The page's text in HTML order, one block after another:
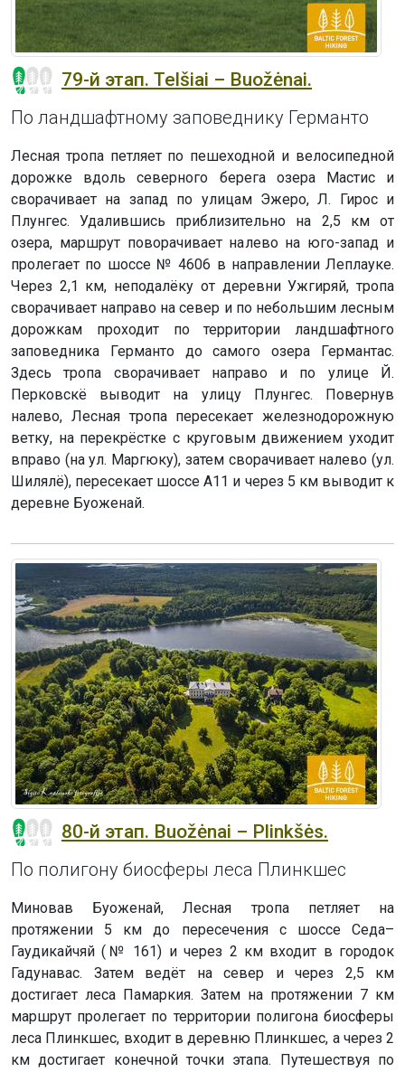
79-й этап. Telšiai – Buožėnai.
По ландшафтному заповеднику Германто
Лесная тропа петляет по пешеходной и велосипедной
дорожке вдоль северного берега озера Мастис и
сворачивает на запад по улицам Эжеро, Л. Гирос и
Плунгес. Удалившись приблизительно на 2,5 км от
озера, маршрут поворачивает налево на юго-запад и
пролегает по шоссе № 4606 в направлении Леплауке.
Через 2,1 км, неподалёку от деревни Ужгиряй, тропа
сворачивает направо на север и по небольшим лесным
дорожкам проходит по территории ландшафтного
заповедника Германто до самого озера Германтас.
Здесь тропа сворачивает направо и по улице Й.
Перковскё выводит на улицу Плунгес. Повернув
налево, Лесная тропа пересекает железнодорожную
ветку, на перекрёстке с круговым движением уходит
вправо (на ул. Маргюку), затем сворачивает налево (ул.
Шилялё), пересекает шоссе А11 и через 5 км выводит к
деревне Буоженай.
80-й этап. Buožėnai – Plinkšės.
По полигону биосферы леса Плинкшес
Миновав Буоженай, Лесная тропа петляет на
протяжении 5 км до пересечения с шоссе Седа–
Гаудикайчяй (№ 161) и через 2 км входит в городок
Гадунавас. Затем ведёт на север и через 2,5 км
достигает леса Памаркия. Затем на протяжении 7 км
маршрут пролегает по территории полигона биосферы
леса Плинкшес, входит в деревню Плинкшес, а через 2
км достигает конечной точки этапа. Путешествуя по